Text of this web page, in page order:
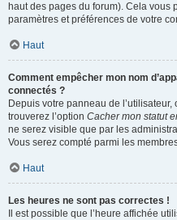
haut des pages du forum). Cela vous
paramètres et préférences de votre
Haut
Comment empêcher mon nom
connectés ?
Depuis votre panneau de
trouverez l’option Cacher mon statut
ne serez visible que par les
Vous serez compté parmi les
Haut
Les heures ne sont pas correctes !
Il est possible que l’heure affichée